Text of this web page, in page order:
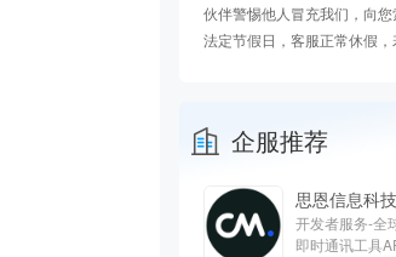
伙伴警惕他人冒充我们，向您
法定节假日，客服正常休假，
企服推荐
思恩信息科
开发者服务-全
即时通讯工具